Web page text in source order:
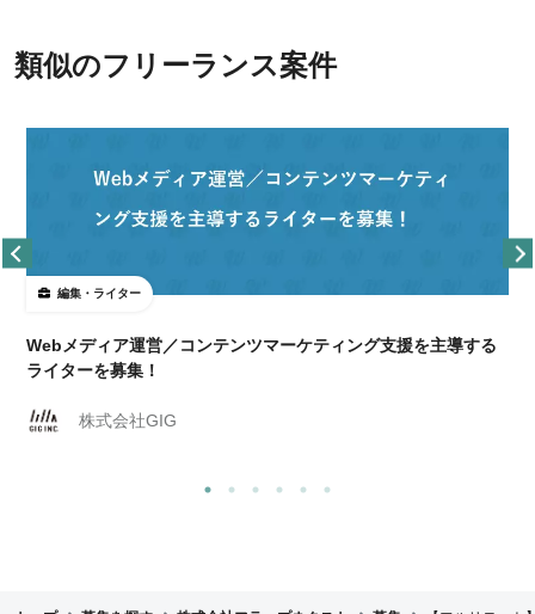
類似のフリーランス案件
編集・ライター
Webメディア運営／コンテンツマーケティング支援を主導する
ライターを募集！
株式会社GIG